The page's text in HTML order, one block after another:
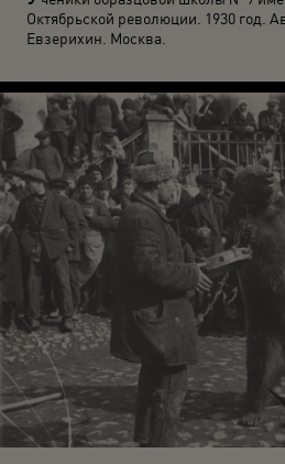
Октябрьской революции. 1930 год.
Евзерихин. Москва.